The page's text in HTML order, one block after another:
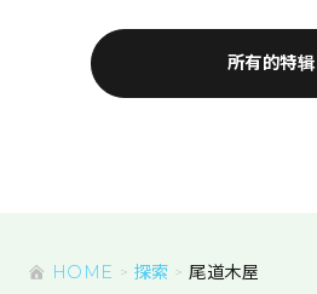
所有的特辑
HOME 探索 尾道木屋